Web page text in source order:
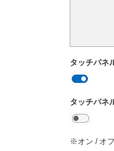
タッチパネ
タッチパネ
※オン / オ